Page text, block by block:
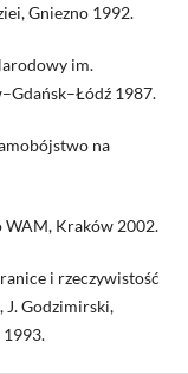
Gniezno 1992.
im.
1987.
na
WAM, Kraków 2002.
i rzeczywistość
J. Godzimirski,
1993.